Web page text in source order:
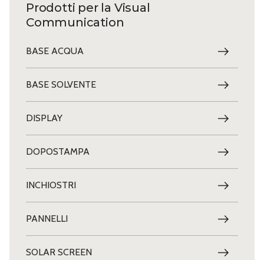
Prodotti per la Visual
Communication
BASE ACQUA
BASE SOLVENTE
DISPLAY
DOPOSTAMPA
INCHIOSTRI
PANNELLI
SOLAR SCREEN